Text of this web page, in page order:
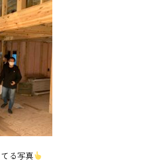
る写真